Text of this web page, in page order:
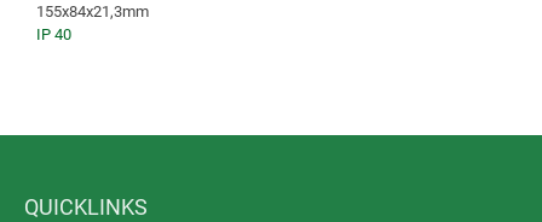
155x84x21,3mm
IP 40
QUICKLINKS